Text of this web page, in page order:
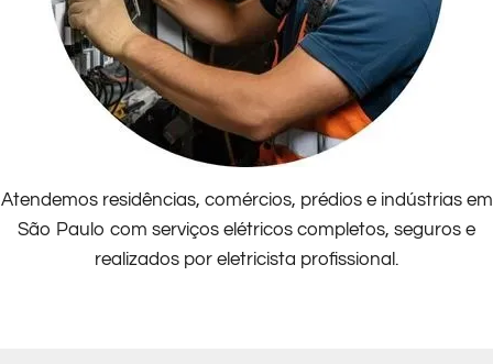
Atendemos residências, comércios, prédios e indústrias em
São Paulo com serviços elétricos completos, seguros e
realizados por eletricista profissional.